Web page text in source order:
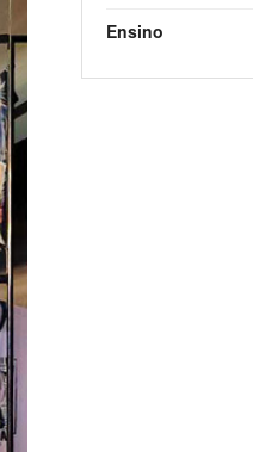
Ensino